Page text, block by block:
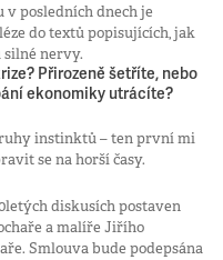
posledních dnech je
do textů popisujících, jak
silné nervy.
Přirozeně šetříte, nebo
ekonomiky utrácíte?
instinktů – ten první mi
se na horší časy.
diskusích postaven
a malíře Jiřího
Smlouva bude podepsána